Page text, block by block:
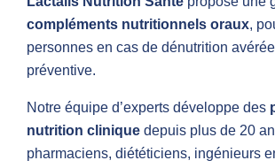
compléments nutritionnels oraux,
personnes en cas de dénutrition
préventive.
Notre équipe d’experts développe des
nutrition clinique depuis plus de 20
pharmaciens, diététiciens, ingénieurs